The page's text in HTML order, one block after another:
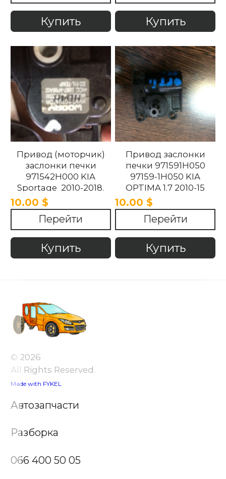
Купить Купить
Привод (моторчик)
заслонки печки
971542H000 KIA
Sportage 2010-2018.
10.00 $
Перейти
Купить
Привод заслонки
печки 971591H050
97159-1H050 KIA
OPTIMA 1.7 2010-15
10.00 $
Перейти
Купить
© 2026
All Rights Reserved.
Made with FYKEL
Автозапчасти
Разборка
066 400 50 05